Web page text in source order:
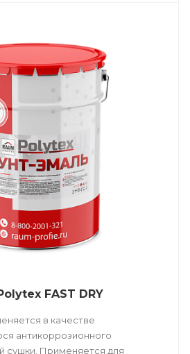
FAST DRY
в качестве
антикоррозионного
сушки. Применяется для